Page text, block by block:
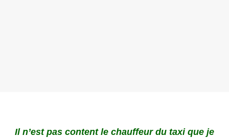
Il n’est pas content le chauffeur du taxi que je